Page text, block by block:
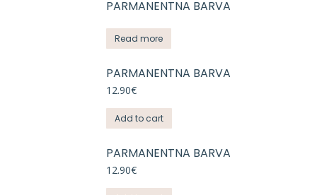
PARMANENTNA BARVA
Read more
PARMANENTNA BARVA
12.90€
Add to cart
PARMANENTNA BARVA
12.90€